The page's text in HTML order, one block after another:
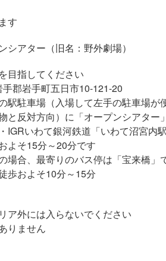
シアター（旧名：野外劇場）
してください
手町五日市10-121-20
（入場して左手の駐車場が便
向）に「オープンシアター」
て銀河鉄道「いわて沼宮内駅
分～20分です
最寄りのバス停は「宝来橋」
よそ10分～15分
は入らないでください
ません